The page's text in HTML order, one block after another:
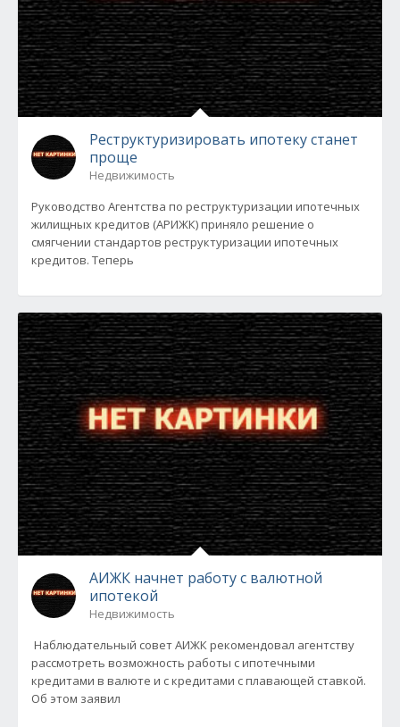
Реструктуризировать ипотеку станет
проще
Недвижимость
Руководство Агентства по реструктуризации ипотечных
жилищных кредитов (АРИЖК) приняло решение о
смягчении стандартов реструктуризации ипотечных
кредитов. Теперь
АИЖК начнет работу с валютной
ипотекой
Недвижимость
Наблюдательный совет АИЖК рекомендовал агентству
рассмотреть возможность работы с ипотечными
кредитами в валюте и с кредитами с плавающей ставкой.
Об этом заявил